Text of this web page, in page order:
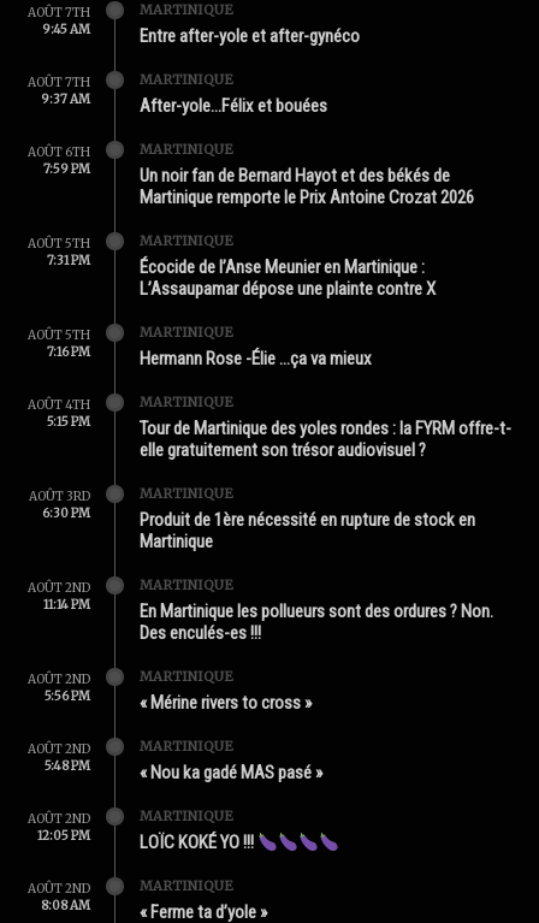
AOÛT 7TH
9:45 AM
MARTINIQUE
Entre after-yole et after-gynéco
AOÛT 7TH
9:37 AM
MARTINIQUE
After-yole…Félix et bouées
AOÛT 6TH
7:59 PM
MARTINIQUE
Un noir fan de Bernard Hayot et des békés de
Martinique remporte le Prix Antoine Crozat 2026
AOÛT 5TH
7:31 PM
MARTINIQUE
Écocide de l’Anse Meunier en Martinique :
L’Assaupamar dépose une plainte contre X
AOÛT 5TH
7:16 PM
MARTINIQUE
Hermann Rose -Élie …ça va mieux
AOÛT 4TH
5:15 PM
MARTINIQUE
Tour de Martinique des yoles rondes : la FYRM offre-t-
elle gratuitement son trésor audiovisuel ?
AOÛT 3RD
6:30 PM
MARTINIQUE
Produit de 1ère nécessité en rupture de stock en
Martinique
AOÛT 2ND
11:14 PM
MARTINIQUE
En Martinique les pollueurs sont des ordures ? Non.
Des enculés-es !!!
AOÛT 2ND
5:56 PM
MARTINIQUE
« Mérine rivers to cross »
AOÛT 2ND
5:48 PM
MARTINIQUE
« Nou ka gadé MAS pasé »
AOÛT 2ND
12:05 PM
MARTINIQUE
LOÏC KOKÉ YO !!!
AOÛT 2ND
8:08 AM
MARTINIQUE
« Ferme ta d’yole »